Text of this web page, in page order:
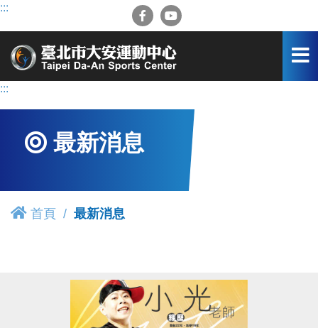
跳
容
:::
:::
最新消息
首頁 最新消息